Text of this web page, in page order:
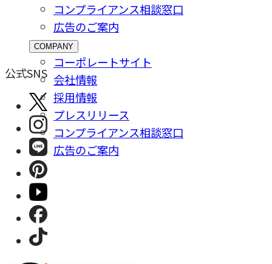
コンプライアンス相談窓⼝
広告のご案内
COMPANY
コーポレートサイト
会社情報
採⽤情報
プレスリリース
コンプライアンス相談窓⼝
広告のご案内
公式SNS